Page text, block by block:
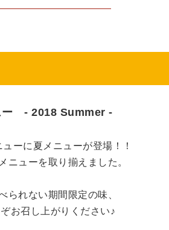
ー - 2018 Summer -
ーに夏メニューが登場！！
ニューを取り揃えました。
られない期間限定の味、
お召し上がりください♪